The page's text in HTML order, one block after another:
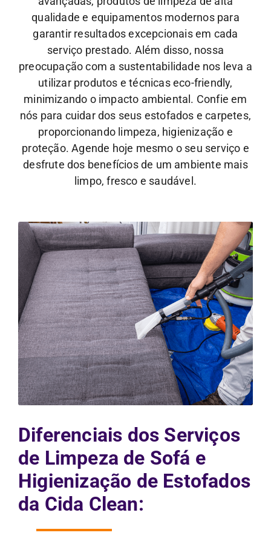
qualidade e equipamentos modernos para
garantir resultados excepcionais em cada
serviço prestado. Além disso, nossa
preocupação com a sustentabilidade nos leva a
utilizar produtos e técnicas eco-friendly,
minimizando o impacto ambiental. Confie em
nós para cuidar dos seus estofados e carpetes,
proporcionando limpeza, higienização e
proteção. Agende hoje mesmo o seu serviço e
desfrute dos benefícios de um ambiente mais
limpo, fresco e saudável.
Diferenciais dos Serviços
de Limpeza de Sofá e
Higienização de Estofados
da Cida Clean: